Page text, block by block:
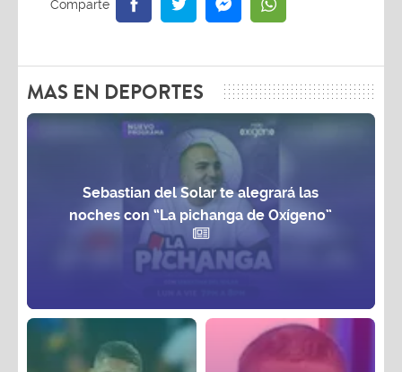
MAS EN DEPORTES
Sebastian del Solar te alegrará las
noches con “La pichanga de Oxígeno”